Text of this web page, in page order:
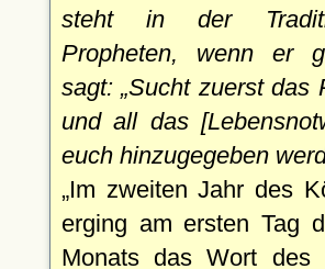
steht in der
Propheten, wenn er
sagt: Sucht zuerst das
und all das
euch hinzugegeben
Im zweiten Jahr des
erging am ersten Tag
Monats das Wort des